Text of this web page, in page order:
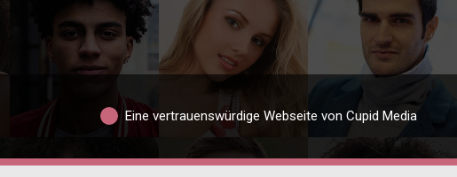
Eine vertrauenswürdige Webseite von Cupid Media